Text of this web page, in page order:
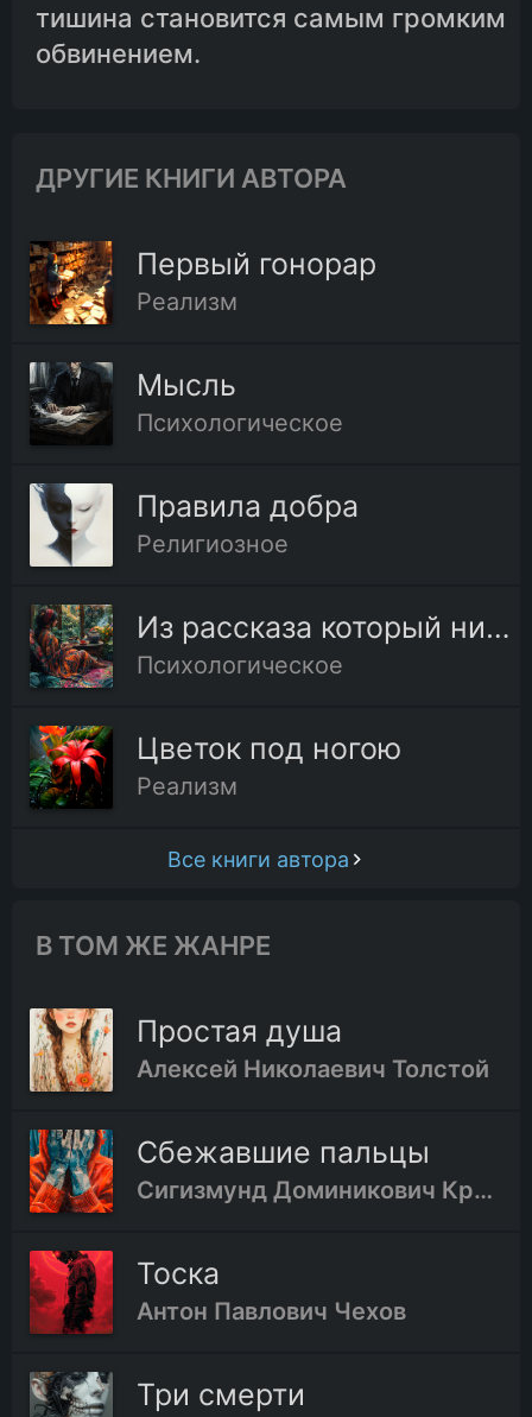
тишина становится самым громким
обвинением.
ДРУГИЕ КНИГИ АВТОРА
Первый гонорар
Реализм
Мысль
Психологическое
Правила добра
Религиозное
Из рассказа который никогда не будет окончен
Психологическое
Цветок под ногою
Реализм
Все книги автора
В ТОМ ЖЕ ЖАНРЕ
Простая душа
Алексей Николаевич Толстой
Сбежавшие пальцы
Сигизмунд Доминикович Кржижановский
Тоска
Антон Павлович Чехов
Три смерти